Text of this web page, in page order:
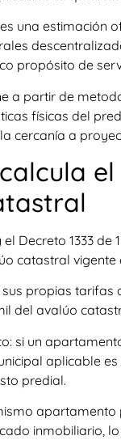
una estimación
propósito de
a partir de
físicas del
cercanía a
el Decreto 1333
catastral vigente
propias
del avalúo
si un
aplicable
predial.
inmobiliario,